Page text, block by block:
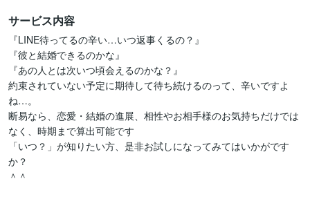
サービス内容
『LINE待ってるの辛い…いつ返事くるの？』
『彼と結婚できるのかな』
『あの人とは次いつ頃会えるのかな？』
約束されていない予定に期待して待ち続けるのって、辛いですよ
ね…。
断易なら、恋愛・結婚の進展、相性やお相手様のお気持ちだけでは
なく、時期まで算出可能です
「いつ？」が知りたい方、是非お試しになってみてはいかがです
か？
＾＾